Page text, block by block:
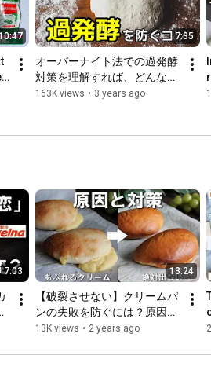
and finding the wrong flour
breads! 0.5 Loaf Square Bread
7:35
オーバーナイト法での過発酵
対策を理解すれば、どんなレ
シピでも対応出来るようにな
163K views • 3 years ago
7:03 13:24
【破裂させない】クリームパ
ンの失敗を防ぐには？原因と
対策を徹底解説【もう漏れな
13K views • 2 years ago